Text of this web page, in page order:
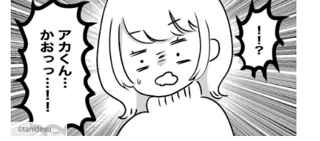
©tanidesu__